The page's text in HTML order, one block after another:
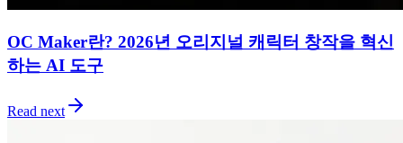
OC Maker란? 2026년 오리지널 캐릭터 창작을 혁신
하는 AI 도구
Read next